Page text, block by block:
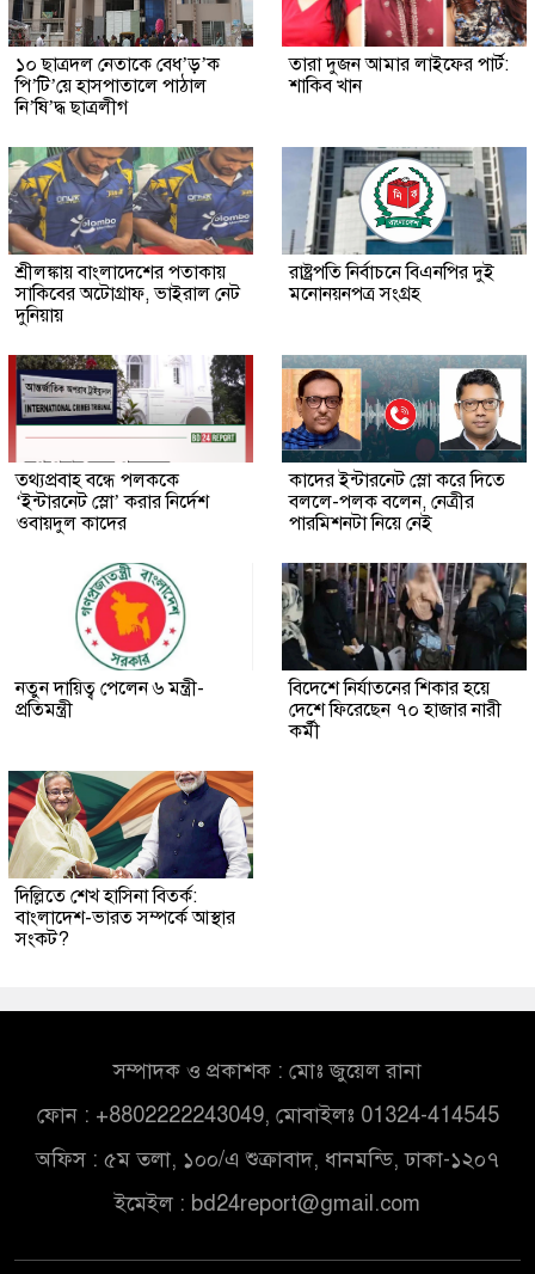
১০ ছাত্রদল নেতাকে বেধ’ড়’ক
পি’টি’য়ে হাসপাতালে পাঠাল
নি’ষি’দ্ধ ছাত্রলীগ
তারা দুজন আমার লাইফের পার্ট:
শাকিব খান
শ্রীলঙ্কায় বাংলাদেশের পতাকায়
সাকিবের অটোগ্রাফ, ভাইরাল নেট
দুনিয়ায়
রাষ্ট্রপতি নির্বাচনে বিএনপির দুই
মনোনয়নপত্র সংগ্রহ
তথ্যপ্রবাহ বন্ধে পলককে
‘ইন্টারনেট স্লো’ করার নির্দেশ
ওবায়দুল কাদের
কাদের ইন্টারনেট স্লো করে দিতে
বললে-পলক বলেন, নেত্রীর
পারমিশনটা নিয়ে নেই
নতুন দায়িত্ব পেলেন ৬ মন্ত্রী-
প্রতিমন্ত্রী
বিদেশে নির্যাতনের শিকার হয়ে
দেশে ফিরেছেন ৭০ হাজার নারী
কর্মী
দিল্লিতে শেখ হাসিনা বিতর্ক:
বাংলাদেশ-ভারত সম্পর্কে আস্থার
সংকট?
সম্পাদক ও প্রকাশক : মোঃ জুয়েল রানা
ফোন : +8802222243049, মোবাইলঃ 01324-414545
অফিস : ৫ম তলা, ১০০/এ শুক্রাবাদ, ধানমন্ডি, ঢাকা-১২০৭
ইমেইল : bd24report@gmail.com